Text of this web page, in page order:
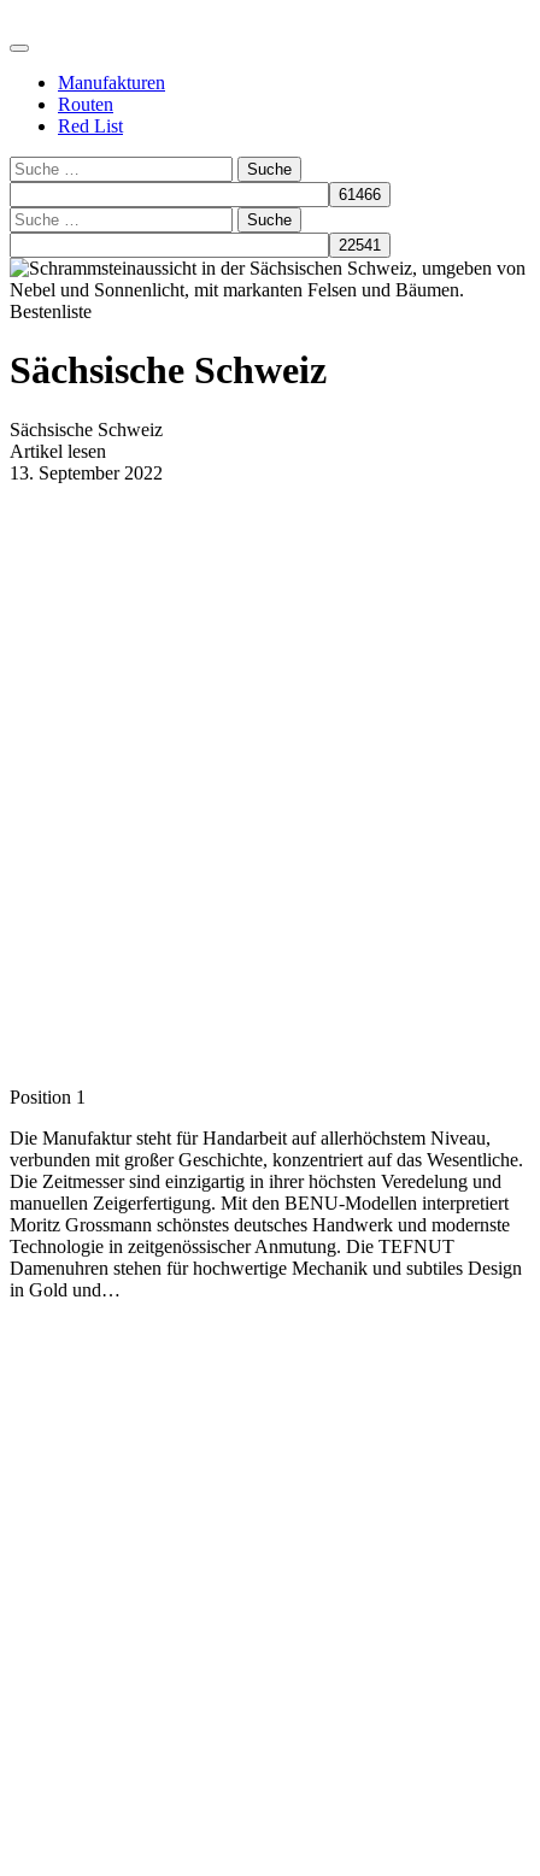
Manufakturen
Routen
Red List
Suche
Suche
Bestenliste
Sächsische Schweiz
Sächsische Schweiz
Artikel lesen
13. September 2022
Position 1
Die Manufaktur steht für Handarbeit auf allerhöchstem Niveau,
verbunden mit großer Geschichte, konzentriert auf das Wesentliche.
Die Zeitmesser sind einzigartig in ihrer höchsten Veredelung und
manuellen Zeigerfertigung. Mit den BENU-Modellen interpretiert
Moritz Grossmann schönstes deutsches Handwerk und modernste
Technologie in zeitgenössischer Anmutung. Die TEFNUT
Damenuhren stehen für hochwertige Mechanik und subtiles Design
in Gold und…